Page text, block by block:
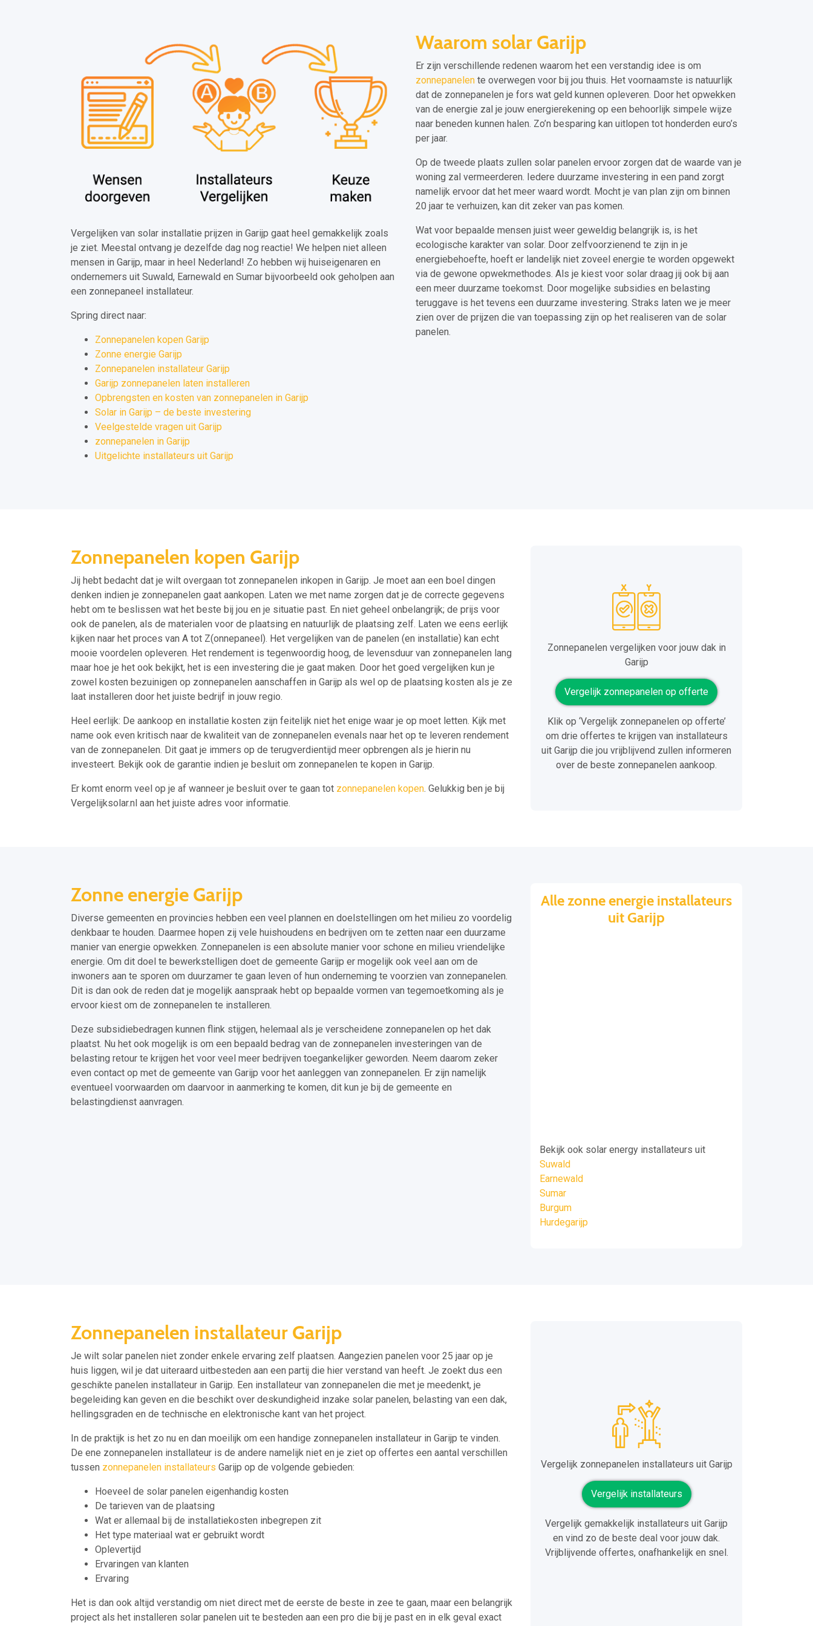
Vergelijken van solar installatie prijzen in Garijp gaat heel gemakkelijk zoals
je ziet. Meestal ontvang je dezelfde dag nog reactie! We helpen niet alleen
mensen in Garijp, maar in heel Nederland! Zo hebben wij huiseigenaren en
ondernemers uit Suwald, Earnewald en Sumar bijvoorbeeld ook geholpen aan
een zonnepaneel installateur.
Spring direct naar:
Zonnepanelen kopen Garijp
Zonne energie Garijp
Zonnepanelen installateur Garijp
Garijp zonnepanelen laten installeren
Opbrengsten en kosten van zonnepanelen in Garijp
Solar in Garijp – de beste investering
Veelgestelde vragen uit Garijp
zonnepanelen in Garijp
Uitgelichte installateurs uit Garijp
Waarom solar Garijp
Er zijn verschillende redenen waarom het een verstandig idee is om
zonnepanelen te overwegen voor bij jou thuis. Het voornaamste is natuurlijk
dat de zonnepanelen je fors wat geld kunnen opleveren. Door het opwekken
van de energie zal je jouw energierekening op een behoorlijk simpele wijze
naar beneden kunnen halen. Zo’n besparing kan uitlopen tot honderden euro’s
per jaar.
Op de tweede plaats zullen solar panelen ervoor zorgen dat de waarde van je
woning zal vermeerderen. Iedere duurzame investering in een pand zorgt
namelijk ervoor dat het meer waard wordt. Mocht je van plan zijn om binnen
20 jaar te verhuizen, kan dit zeker van pas komen.
Wat voor bepaalde mensen juist weer geweldig belangrijk is, is het
ecologische karakter van solar. Door zelfvoorzienend te zijn in je
energiebehoefte, hoeft er landelijk niet zoveel energie te worden opgewekt
via de gewone opwekmethodes. Als je kiest voor solar draag jij ook bij aan
een meer duurzame toekomst. Door mogelijke subsidies en belasting
teruggave is het tevens een duurzame investering. Straks laten we je meer
zien over de prijzen die van toepassing zijn op het realiseren van de solar
panelen.
Zonnepanelen kopen Garijp
Jij hebt bedacht dat je wilt overgaan tot zonnepanelen inkopen in Garijp. Je moet aan een boel dingen
denken indien je zonnepanelen gaat aankopen. Laten we met name zorgen dat je de correcte gegevens
hebt om te beslissen wat het beste bij jou en je situatie past. En niet geheel onbelangrijk; de prijs voor
ook de panelen, als de materialen voor de plaatsing en natuurlijk de plaatsing zelf. Laten we eens eerlijk
kijken naar het proces van A tot Z(onnepaneel). Het vergelijken van de panelen (en installatie) kan echt
mooie voordelen opleveren. Het rendement is tegenwoordig hoog, de levensduur van zonnepanelen lang
maar hoe je het ook bekijkt, het is een investering die je gaat maken. Door het goed vergelijken kun je
zowel kosten bezuinigen op zonnepanelen aanschaffen in Garijp als wel op de plaatsing kosten als je ze
laat installeren door het juiste bedrijf in jouw regio.
Heel eerlijk: De aankoop en installatie kosten zijn feitelijk niet het enige waar je op moet letten. Kijk met
name ook even kritisch naar de kwaliteit van de zonnepanelen evenals naar het op te leveren rendement
van de zonnepanelen. Dit gaat je immers op de terugverdientijd meer opbrengen als je hierin nu
investeert. Bekijk ook de garantie indien je besluit om zonnepanelen te kopen in Garijp.
Er komt enorm veel op je af wanneer je besluit over te gaan tot zonnepanelen kopen. Gelukkig ben je bij
Vergelijksolar.nl aan het juiste adres voor informatie.
Zonnepanelen vergelijken voor jouw dak in
Garijp
Vergelijk zonnepanelen op offerte
Klik op ‘Vergelijk zonnepanelen op offerte’
om drie offertes te krijgen van installateurs
uit Garijp die jou vrijblijvend zullen informeren
over de beste zonnepanelen aankoop.
Zonne energie Garijp
Diverse gemeenten en provincies hebben een veel plannen en doelstellingen om het milieu zo voordelig
denkbaar te houden. Daarmee hopen zij vele huishoudens en bedrijven om te zetten naar een duurzame
manier van energie opwekken. Zonnepanelen is een absolute manier voor schone en milieu vriendelijke
energie. Om dit doel te bewerkstelligen doet de gemeente Garijp er mogelijk ook veel aan om de
inwoners aan te sporen om duurzamer te gaan leven of hun onderneming te voorzien van zonnepanelen.
Dit is dan ook de reden dat je mogelijk aanspraak hebt op bepaalde vormen van tegemoetkoming als je
ervoor kiest om de zonnepanelen te installeren.
Deze subsidiebedragen kunnen flink stijgen, helemaal als je verscheidene zonnepanelen op het dak
plaatst. Nu het ook mogelijk is om een bepaald bedrag van de zonnepanelen investeringen van de
belasting retour te krijgen het voor veel meer bedrijven toegankelijker geworden. Neem daarom zeker
even contact op met de gemeente van Garijp voor het aanleggen van zonnepanelen. Er zijn namelijk
eventueel voorwaarden om daarvoor in aanmerking te komen, dit kun je bij de gemeente en
belastingdienst aanvragen.
Alle zonne energie installateurs
uit Garijp
Bekijk ook solar energy installateurs uit
Suwald
Earnewald
Sumar
Burgum
Hurdegarijp
Zonnepanelen installateur Garijp
Je wilt solar panelen niet zonder enkele ervaring zelf plaatsen. Aangezien panelen voor 25 jaar op je
huis liggen, wil je dat uiteraard uitbesteden aan een partij die hier verstand van heeft. Je zoekt dus een
geschikte panelen installateur in Garijp. Een installateur van zonnepanelen die met je meedenkt, je
begeleiding kan geven en die beschikt over deskundigheid inzake solar panelen, belasting van een dak,
hellingsgraden en de technische en elektronische kant van het project.
In de praktijk is het zo nu en dan moeilijk om een handige zonnepanelen installateur in Garijp te vinden.
De ene zonnepanelen installateur is de andere namelijk niet en je ziet op offertes een aantal verschillen
tussen zonnepanelen installateurs Garijp op de volgende gebieden:
Hoeveel de solar panelen eigenhandig kosten
De tarieven van de plaatsing
Wat er allemaal bij de installatiekosten inbegrepen zit
Het type materiaal wat er gebruikt wordt
Oplevertijd
Ervaringen van klanten
Ervaring
Het is dan ook altijd verstandig om niet direct met de eerste de beste in zee te gaan, maar een belangrijk
project als het installeren solar panelen uit te besteden aan een pro die bij je past en in elk geval exact
Vergelijk zonnepanelen installateurs uit Garijp
Vergelijk installateurs
Vergelijk gemakkelijk installateurs uit Garijp
en vind zo de beste deal voor jouw dak.
Vrijblijvende offertes, onafhankelijk en snel.